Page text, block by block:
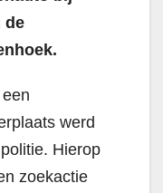
de
werd
Hierop
zoekactie